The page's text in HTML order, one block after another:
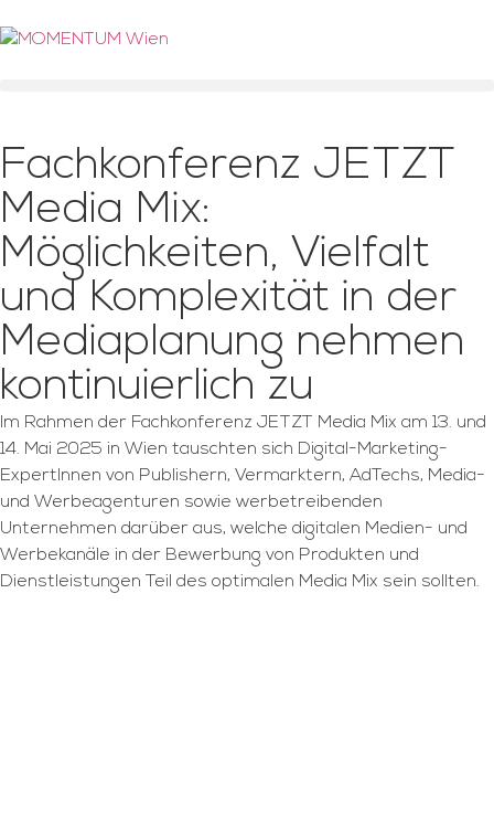
Fachkonferenz JETZT
Media Mix:
Möglichkeiten, Vielfalt
und Komplexität in der
Mediaplanung nehmen
kontinuierlich zu
Im Rahmen der Fachkonferenz JETZT Media Mix am 13. und
14. Mai 2025 in Wien tauschten sich Digital-Marketing-
ExpertInnen von Publishern, Vermarktern, AdTechs, Media-
und Werbeagenturen sowie werbetreibenden
Unternehmen darüber aus, welche digitalen Medien- und
Werbekanäle in der Bewerbung von Produkten und
Dienstleistungen Teil des optimalen Media Mix sein sollten.